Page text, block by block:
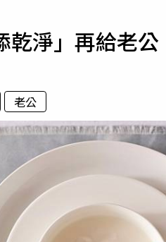
欄
勢力
乾淨」再給老
老公